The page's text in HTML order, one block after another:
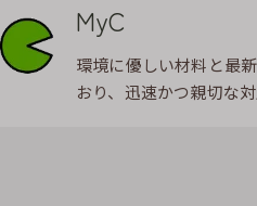
MyC
環境に優しい材料と最
おり、迅速かつ親切な